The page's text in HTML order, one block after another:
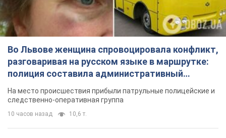
Во Львове женщина спровоцировала конфликт,
разговаривая на русском языке в маршрутке:
полиция составила административный
протокол. Видео
На место происшествия прибыли патрульные полицейские и
следственно-оперативная группа
10 часов назад 10,6 т.